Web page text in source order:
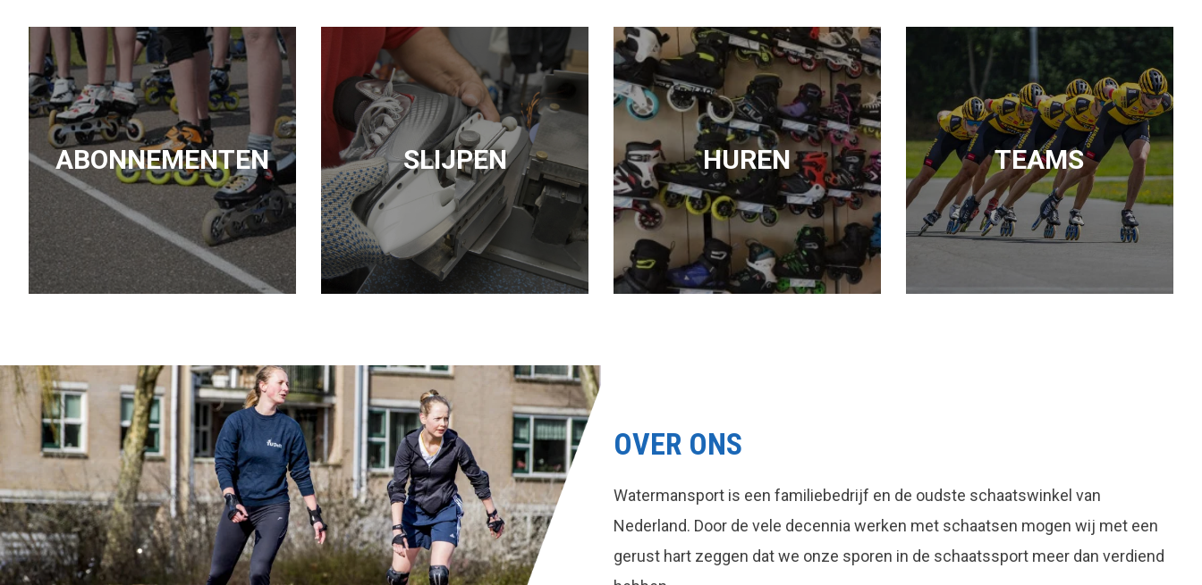
ABONNEMENTEN SLIJPEN HUREN TEAMS
OVER ONS
Watermansport is een familiebedrijf en de oudste schaatswinkel van
Nederland. Door de vele decennia werken met schaatsen mogen wij met een
gerust hart zeggen dat we onze sporen in de schaatssport meer dan verdiend